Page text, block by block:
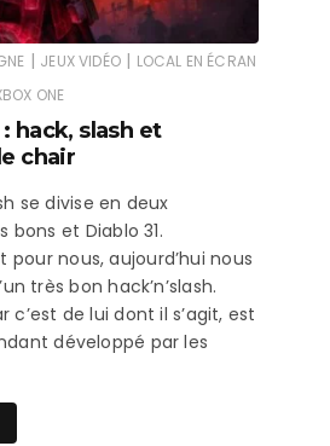
| JEUX VIDÉO | LOCAL EN ÉCRAN
ONE
hack, slash et
chair
se divise en deux
bons et Diablo 31.
pour nous, aujourd’hui nous
très bon hack’n’slash.
c’est de lui dont il s’agit, est
développé par les